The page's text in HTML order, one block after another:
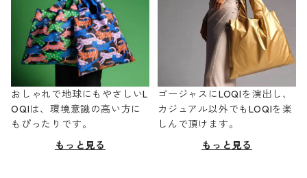
おしゃれで地球にもやさしいL
OQIは、環境意識の高い方に
もぴったりです。
もっと見る
ゴージャスにLOQIを演出し、
カジュアル以外でもLOQIを楽
しんで頂けます。
もっと見る